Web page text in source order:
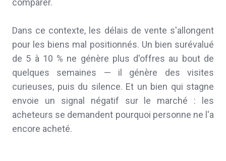
comparer.
Dans ce contexte, les délais de vente s'allongent
pour les biens mal positionnés. Un bien surévalué
de 5 à 10 % ne génère plus d'offres au bout de
quelques semaines — il génère des visites
curieuses, puis du silence. Et un bien qui stagne
envoie un signal négatif sur le marché : les
acheteurs se demandent pourquoi personne ne l'a
encore acheté.